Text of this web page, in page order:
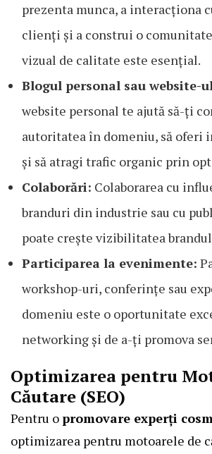
prezenta munca, a interacționa
clienți și a construi o
vizual de calitate este esențial.
Blogul personal sau website-
website personal te ajută să-ți
autoritatea în domeniu, să
și să atragi trafic organic prin
Colaborări: Colaborarea cu
branduri din industrie sau cu
poate crește vizibilitatea
Participarea la evenimente:
workshop-uri, conferințe sau
domeniu este o oportunitate
networking și de a-ți promova
Optimizarea pentru
Căutare (SEO)
Pentru opromovare experți
optimizarea pentru motoarele de